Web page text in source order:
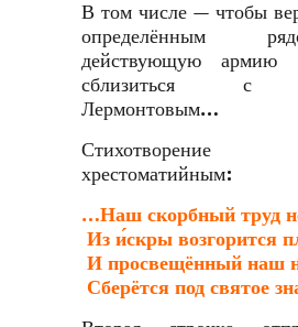
В том числе — чтобы
определённым
действующую армию
сблизиться с
Лермонтовым…
Стихотворение
хрестоматийным:
…Наш скорбный труд
Из и́скры возгорится
И просвещённый наш
Сберётся под святое